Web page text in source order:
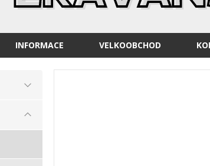
INFORMACE VELKOOBCHOD